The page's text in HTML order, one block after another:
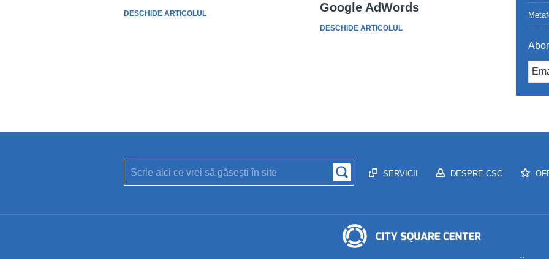
DESCHIDE ARTICOLUL
Google AdWords
DESCHIDE ARTICOLUL
SERVICII DESPRE CSC